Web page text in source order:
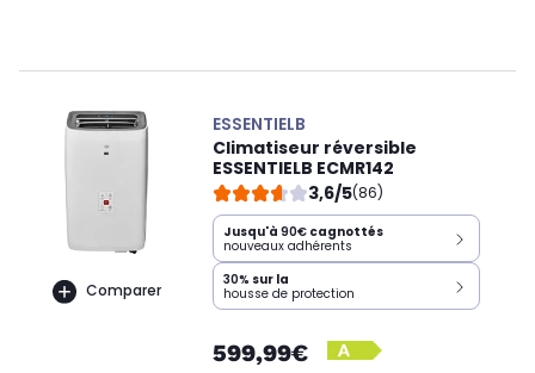
Comparer
ESSENTIELB
Climatiseur réversible
ESSENTIELB ECMR142
3,6/5(86)
Jusqu'à 90€ cagnottés
nouveaux adhérents
30% sur la
housse de protection
599,99€